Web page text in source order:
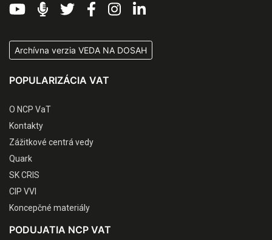
Archívna verzia VEDA NA DOSAH
POPULARIZÁCIA VAT
O NCP VaT
Kontakty
Zážitkové centrá vedy
Quark
SK CRIS
CIP VVI
Koncepčné materiály
PODUJATIA NCP VAT